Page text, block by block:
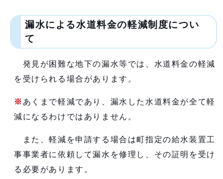
漏水による水道料金の軽減制度につい
て
発見が困難な地下の漏水等では、水道料金の軽減
を受けられる場合があります。
※ あくまで軽減であり、漏水した水道料金が全て軽
減になるわけではありません。
また、軽減を申請する場合は町指定の給水装置工
事事業者に依頼して漏水を修理し、その証明を受け
る必要があります。